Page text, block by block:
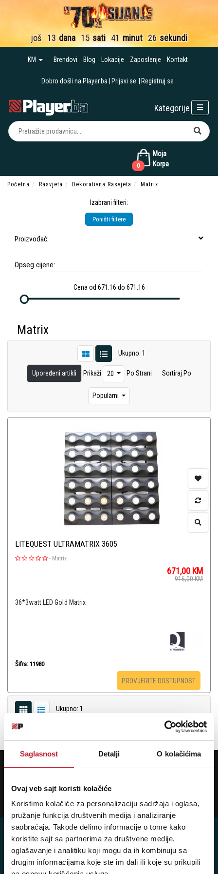
Saglasnost Detalji O kolačićima
Ovaj veb sajt koristi kolačiće
Koristimo kolačiće za personalizaciju sadržaja i oglasa,
pružanje funkcija društvenih medija i analiziranje
saobraćaja. Takođe delimo informacije o tome kako
koristite sajt sa partnerima za društvene medije,
oglašavanje i analitiku koji mogu da ih kombinuju sa
drugim informacijama koje ste im dali ili koje su prikupili
još 13 dana 15 sati 41 minut 26 sekundi
KM Brendovi Blog Lokacije Zaposlenje Kontakt
Dobro došli na Player.ba Prijavi se Registruj se
Moja
Korpa
0
Kategorije
Početna Rasvjeta Dekorativna Rasvjeta Matrix
Izabrani filteri:
Poništi filtere
Proizvođač:
Opseg cijene:
Cena od 671.16 do 671.16
Matrix
Ukupno: 1
Upoređeni artikli Prikaži 20 Po Strani Sortiraj Po
Popularni
LITEQUEST ULTRAMATRIX 3605
- Matrix
671,00 KM
916,00KM
36*3watt LED Gold Matrix
Šifra: 11980
PROVJERITE DOSTUPNOST
Ukupno: 1
1 »
Ukoliko želite da dobijete najnovije informacije o novitetima i popustima,